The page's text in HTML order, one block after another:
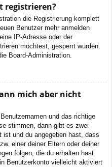
registrieren?
die Registrierung komplett
Benutzer mehr anmelden
IP-Adresse oder der
möchtest, gesperrt wurden.
Board-Administration.
mich aber nicht
und das richtige
stimmen, dann gibt es zwei
ist und du angegeben hast, dass
einer deiner Eltern oder deiner
folgen, die du erhalten hast.
Benutzerkonto vielleicht aktiviert